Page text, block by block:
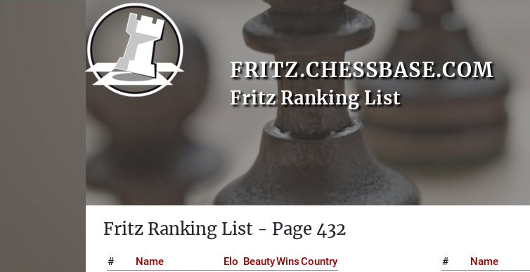
FRITZ.CHESSBASE.COM
Fritz Ranking List
Fritz Ranking List - Page 432
# Name Elo BeautyWinsCountry # Name